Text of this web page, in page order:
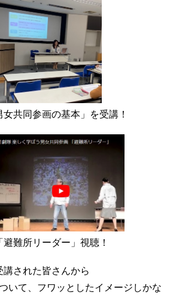
共同参画の基本」を受講！
避難所リーダー」視聴！
講された皆さんから
いて、フワッとしたイメージしかな